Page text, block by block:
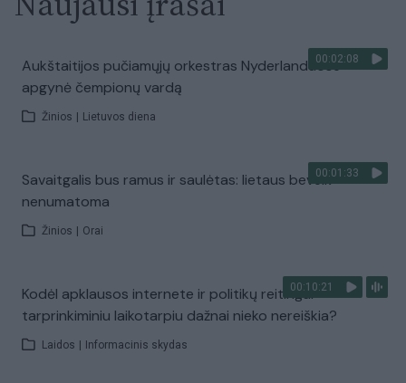
00:02:08
Aukštaitijos pučiamųjų orkestras Nyderlanduose
apgynė čempionų vardą
Žinios Lietuvos diena
00:01:33
Savaitgalis bus ramus ir saulėtas: lietaus beveik
nenumatoma
Žinios Orai
00:10:21
Kodėl apklausos internete ir politikų reitingai
tarprinkiminiu laikotarpiu dažnai nieko nereiškia?
Laidos Informacinis skydas